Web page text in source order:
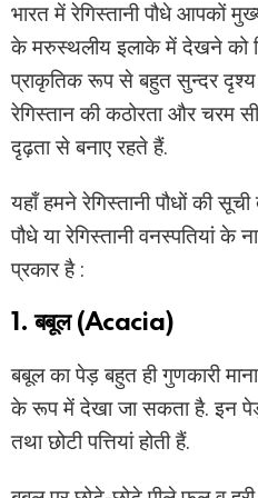
भारत में रेगिस्तानी पौधे आपकों
के मरुस्थलीय इलाके में देखने को
प्राकृतिक रूप से बहुत सुन्दर
रेगिस्तान की कठोरता और चरम
दृढ़ता से बनाए रहते हैं.
यहाँ हमने रेगिस्तानी पौधों की
पौधे या रेगिस्तानी वनस्पतियां
प्रकार है :
1. बबूल (Acacia)
बबूल का पेड़ बहुत ही गुणकारी
के रूप में देखा जा सकता है. इन
तथा छोटी पत्तियां होती हैं.